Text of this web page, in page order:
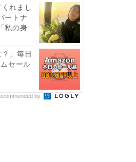
くれまし
ートナ
私の身
？」毎日
セール
by